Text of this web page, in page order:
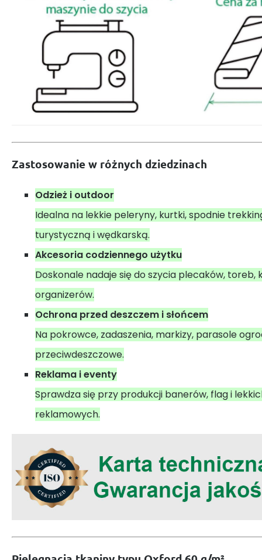
Zastosowanie w różnych dziedzinach
Odzież i outdoor
Idealna na lekkie peleryny, kurtki, spodnie
turystyczną i wędkarską.
Akcesoria codziennego użytku
Doskonale nadaje się do szycia plecaków, toreb,
organizerów.
Ochrona przed deszczem i słońcem
Na pokrowce, zadaszenia, markizy, parasole
przeciwdeszczowe.
Reklama i eventy
Sprawdza się przy produkcji banerów, flag i
reklamowych.